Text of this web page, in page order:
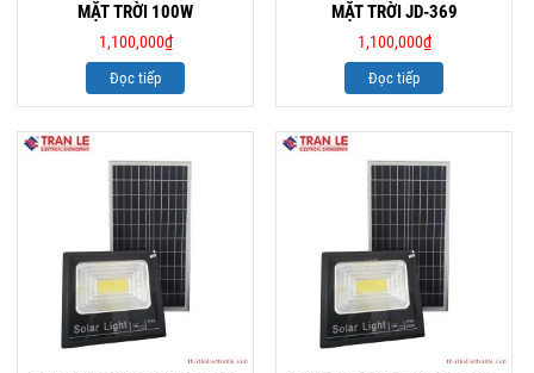
MẶT TRỜI 100W
1,100,000₫
Đọc tiếp
MẶT TRỜI JD-369
1,100,000₫
Đọc tiếp